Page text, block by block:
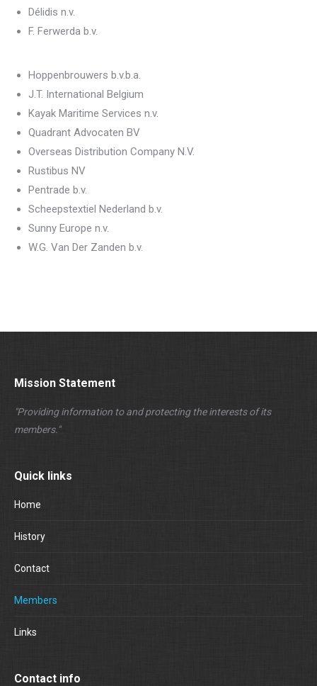
Délidis n.v.
F. Ferwerda b.v.
Hoppenbrouwers b.v.b.a.
J.T. International Belgium
Kayak Maritime Services n.v.
Quadrant Advocaten BV
Overseas Distribution Company N.V.
Rustibus NV
Pentrade b.v.
Scheepstextiel Nederland b.v.
Sunny Europe n.v.
W.G. Van Der Zanden b.v.
Mission Statement
"Providing information to and protecting the interests of its
members."
Quick links
Home
History
Contact
Members
Links
Contact info